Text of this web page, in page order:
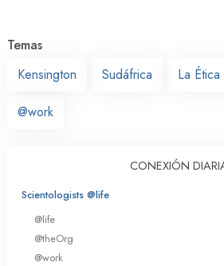
Temas
Kensington
Sudáfrica La
@work
CONEXIÓN
Scientologists @life
@life
@theOrg
@work